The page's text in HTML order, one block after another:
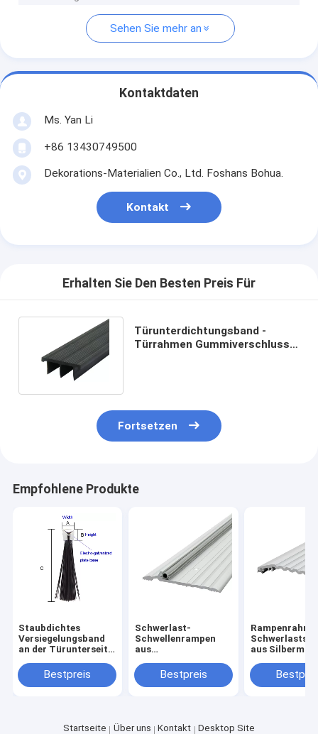
Sehen Sie mehr an
Kontaktdaten
Ms. Yan Li
+86 13430749500
Dekorations-Materialien Co., Ltd. Foshans Bohua.
Kontakt
Erhalten Sie Den Besten Preis Für
Türunterdichtungsband -
Türrahmen Gummiverschluss
Fortsetzen
Empfohlene Produkte
Staubdichtes
Versiegelungsband
an der Türunterseite
bester Form mit
Bristeln
Bestpreis
Schwerlast-
Schwellenrampen
aus
für den Türboden
Bestpreis
aus
Startseite Über uns Kontakt Desktop Site